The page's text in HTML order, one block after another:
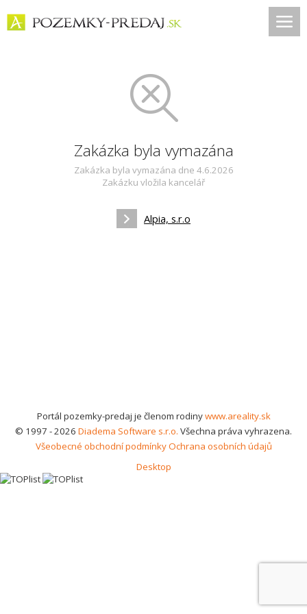
Zakázka byla vymazána
Zakázka byla vymazána dne 4.6.2026
Zakázku vložila kancelář
Alpia, s.r.o
Portál pozemky-predaj je členom rodinywww.areality.sk
© 1997 - 2026 Diadema Software s.r.o. Všechna práva vyhrazena.
Všeobecné obchodní podmínkyOchrana osobních údajů
Desktop